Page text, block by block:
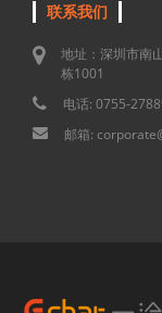
联系我们
地址：深圳市南
栋1001
电话: 0755-
邮箱: